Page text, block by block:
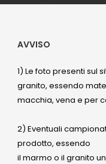
AVVISO
1) Le foto presenti sul
granito, essendo
macchia, vena e per
2) Eventuali
prodotto, essendo
il marmo o il granito